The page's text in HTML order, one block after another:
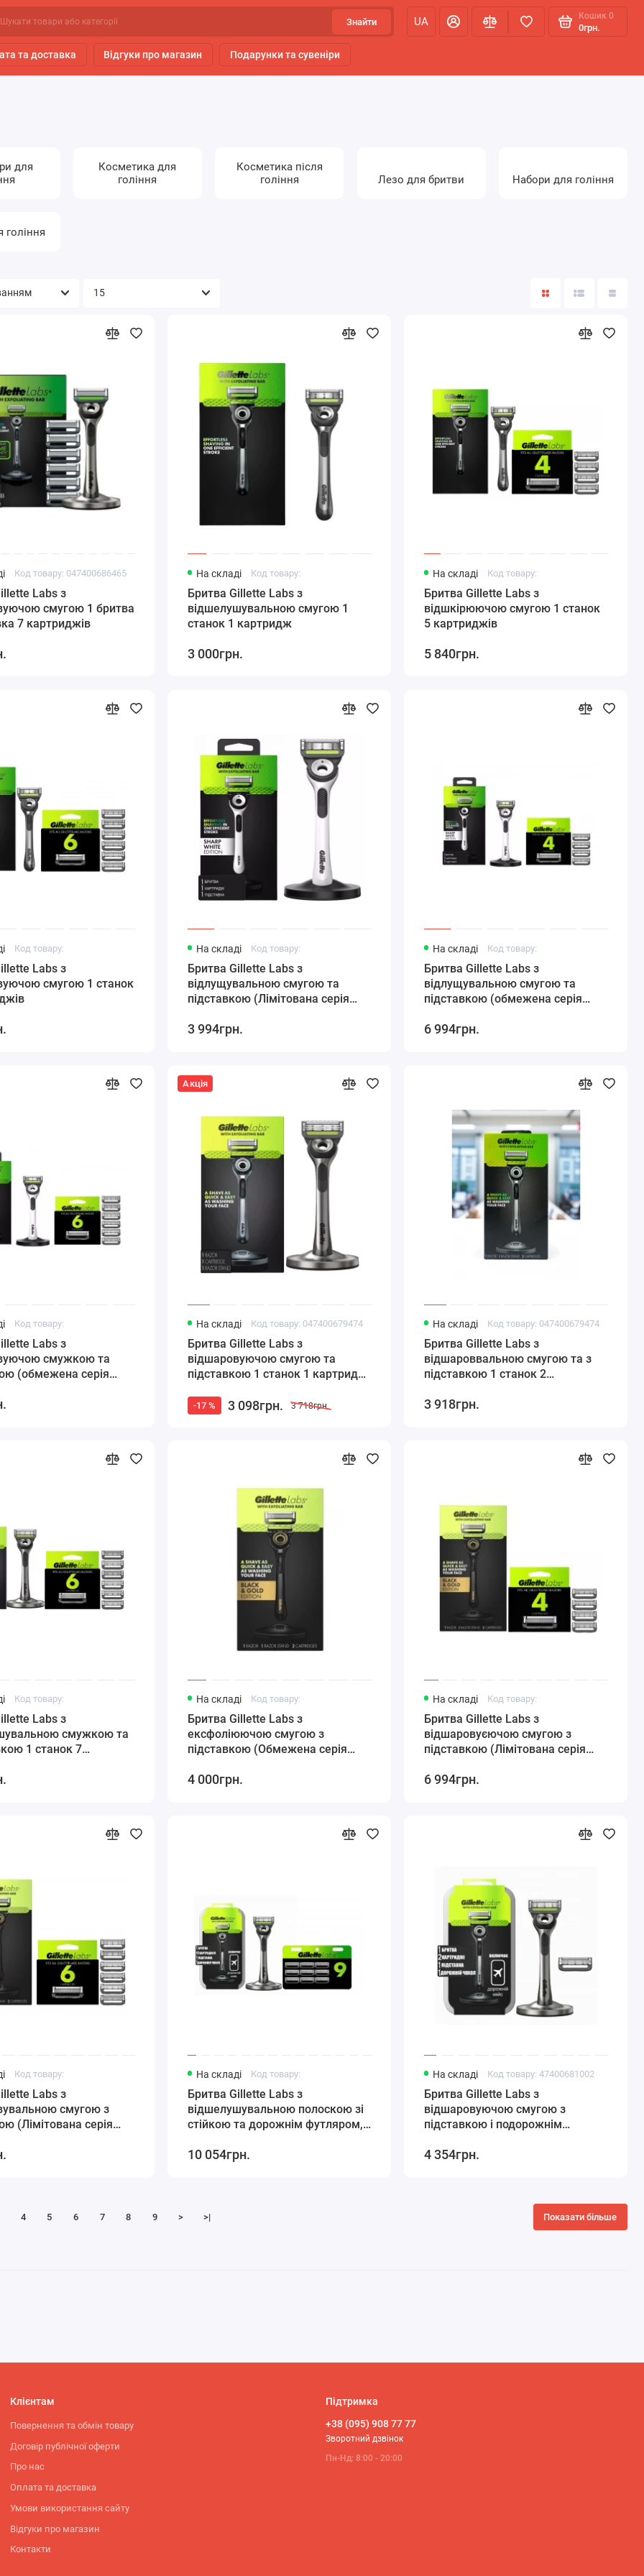
Знайти UA Кошик 0
0грн.
та доставка Відгуки про магазин Подарунки та сувеніри
для
Косметика для
гоління
Косметика після
гоління
Лезо для бритви Набори для гоління
гоління
Код товару: 047400686465
Labs з
смугою 1 бритва
7 картриджів
На складі Код товару:
Бритва Gillette Labs з
відшелушувальною смугою 1
станок 1 картридж
3 000грн.
На складі Код товару:
Бритва Gillette Labs з
відшкірюючою смугою 1 станок
5 картриджів
5 840грн.
Код товару:
Labs з
смугою 1 станок
На складі Код товару:
Бритва Gillette Labs з
відлущувальною смугою та
підставкою (Лімітована серія
картридж
3 994грн.
На складі Код товару:
Бритва Gillette Labs з
відлущувальною смугою та
підставкою (обмежена серія
картриджів
6 994грн.
Код товару:
Labs з
смужкою та
(обмежена серія
Акція
На складі Код товару: 047400679474
Бритва Gillette Labs з
відшаровуючою смугою та
підставкою 1 станок 1 картридж
-17 % 3 098грн. 3 718грн.
На складі Код товару: 047400679474
Бритва Gillette Labs з
відшароввальною смугою та з
підставкою 1 станок 2
3 918грн.
Код товару:
Labs з
смужкою та
1 станок 7
На складі Код товару:
Бритва Gillette Labs з
ексфоліюючою смугою з
підставкою (Обмежена серія
підставка 2 картриджі.
4 000грн.
На складі Код товару:
Бритва Gillette Labs з
відшаровуєючою смугою з
підставкою (Лімітована серія
підставка 6 картриджів
6 994грн.
Код товару:
Labs з
смугою з
(Лімітована серія
8 картриджів
На складі Код товару:
Бритва Gillette Labs з
відшелушувальною полоскою зі
стійкою та дорожнім футляром,
10 054грн.
На складі Код товару: 47400681002
Бритва Gillette Labs з
відшаровуючою смугою з
підставкою і подорожнім
4 354грн.
4 5 6 7 8 9 > >| Показати більше
Клієнтам
Повернення та обмін товару
Договір публічної оферти
Про нас
Оплата та доставка
Умови використання сайту
Відгуки про магазин
Контакти
Підтримка
+38 (095) 908 77 77
Зворотний дзвінок
Пн-Нд: 8:00 - 20:00